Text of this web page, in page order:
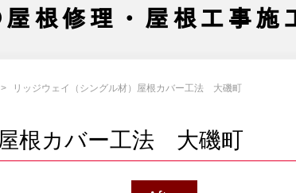
根修理・屋根工事施
リッジウェイ（シングル材）屋根カバー工法 大磯町
根カバー工法 大磯町